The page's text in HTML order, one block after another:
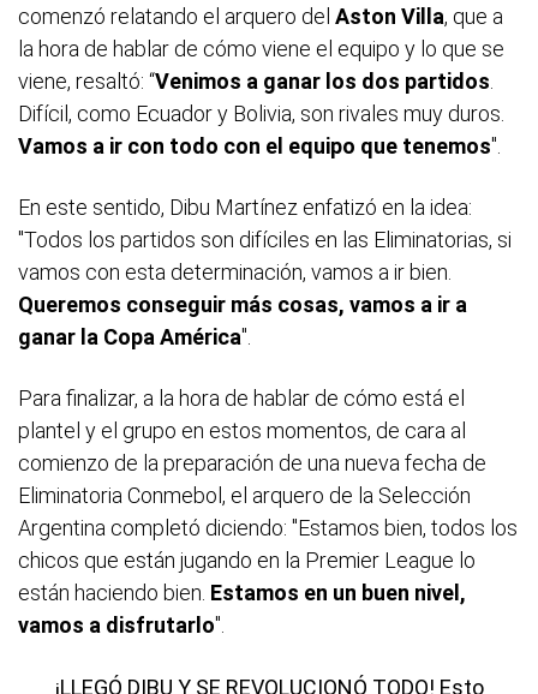
comenzó relatando el arquero del Aston Villa, que a
la hora de hablar de cómo viene el equipo y lo que se
viene, resaltó: “Venimos a ganar los dos partidos.
Difícil, como Ecuador y Bolivia, son rivales muy duros.
Vamos a ir con todo con el equipo que tenemos".
En este sentido, Dibu Martínez enfatizó en la idea:
"Todos los partidos son difíciles en las Eliminatorias, si
vamos con esta determinación, vamos a ir bien.
Queremos conseguir más cosas, vamos a ir a
ganar la Copa América".
Para finalizar, a la hora de hablar de cómo está el
plantel y el grupo en estos momentos, de cara al
comienzo de la preparación de una nueva fecha de
Eliminatoria Conmebol, el arquero de la Selección
Argentina completó diciendo: "Estamos bien, todos los
chicos que están jugando en la Premier League lo
están haciendo bien. Estamos en un buen nivel,
vamos a disfrutarlo".
¡LLEGÓ DIBU Y SE REVOLUCIONÓ TODO! Esto